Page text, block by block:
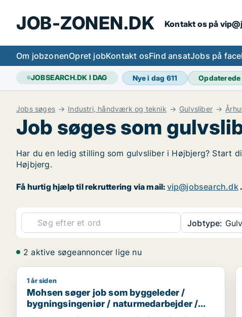
JOB-ZONEN.DK Kontakt os på
Om jobzonenOpret jobKontakt osFind ansatJobs på
JOBSEARCH.DK I DAG Nye i dag 611
Jobs søges Industri, håndværk og teknik Gulvsliber
Job søges som
Har du en ledig stilling som gulvsliber i Højbjerg? Start
Højbjerg.
Få hurtig hjælp til rekruttering via mail: vip@jobsearch.dk.
Jobtype:
2 aktive søgeannoncer lige nu
Mohsen søger job som byggeleder /
1 år siden
Mohsen søger job som byggeleder /
bygningsingeniør / naturmedarbejder /
ufaglært / produktionsteknolog